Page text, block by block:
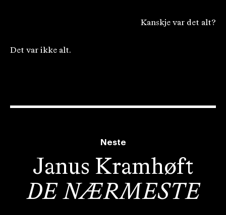
Kanskje var det alt?
Det var ikke alt.
Neste
Janus Kramhøft
DE NÆRMESTE